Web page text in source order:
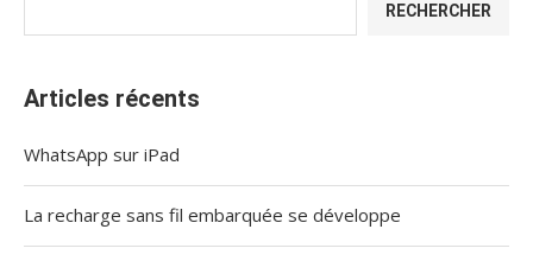
RECHERCHER
Articles récents
WhatsApp sur iPad
La recharge sans fil embarquée se développe